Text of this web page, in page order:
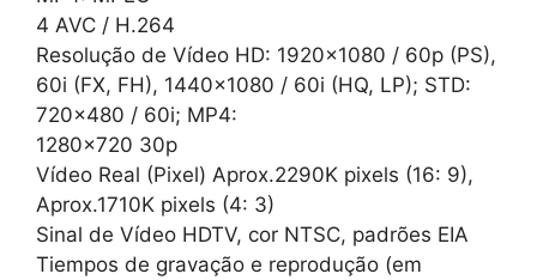
4 AVC / H.264
Resolução de Vídeo HD: 1920×1080 / 60p (PS),
60i (FX, FH), 1440×1080 / 60i (HQ, LP); STD:
720×480 / 60i; MP4:
1280×720 30p
Vídeo Real (Pixel) Aprox.2290K pixels (16: 9),
Aprox.1710K pixels (4: 3)
Sinal de Vídeo HDTV, cor NTSC, padrões EIA
Tiempos de gravação e reprodução (em